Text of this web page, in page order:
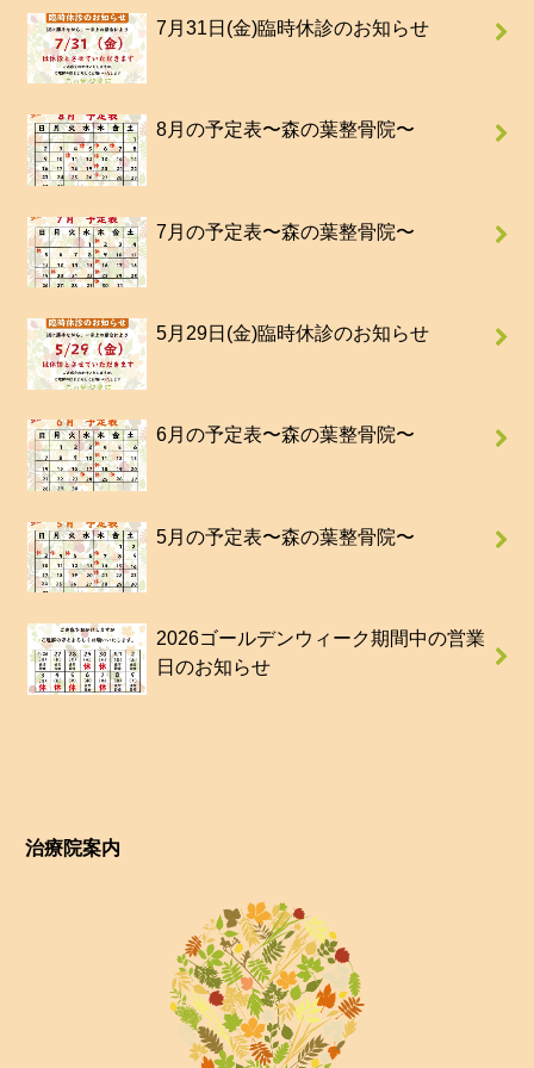
7月31日(金)臨時休診のお知らせ
8月の予定表〜森の葉整骨院〜
7月の予定表〜森の葉整骨院〜
5月29日(金)臨時休診のお知らせ
6月の予定表〜森の葉整骨院〜
5月の予定表〜森の葉整骨院〜
2026ゴールデンウィーク期間中の営業
日のお知らせ
治療院案内